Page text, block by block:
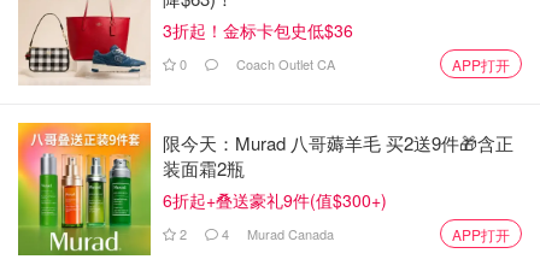
3折起！金标卡包史低$36
0 Coach Outlet CA APP打开
限今天：Murad 八哥薅羊毛 买2送9件🎁含正
装面霜2瓶
6折起+叠送豪礼9件(值$300+)
2 4 Murad Canada APP打开